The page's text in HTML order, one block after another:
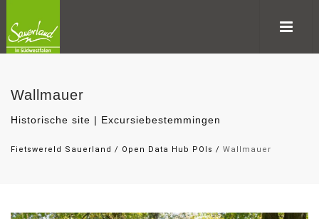
Wallmauer
Historische site | Excursiebestemmingen
Fietswereld Sauerland / Open Data Hub POIs / Wallmauer